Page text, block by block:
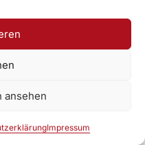
ansehen
Impressum